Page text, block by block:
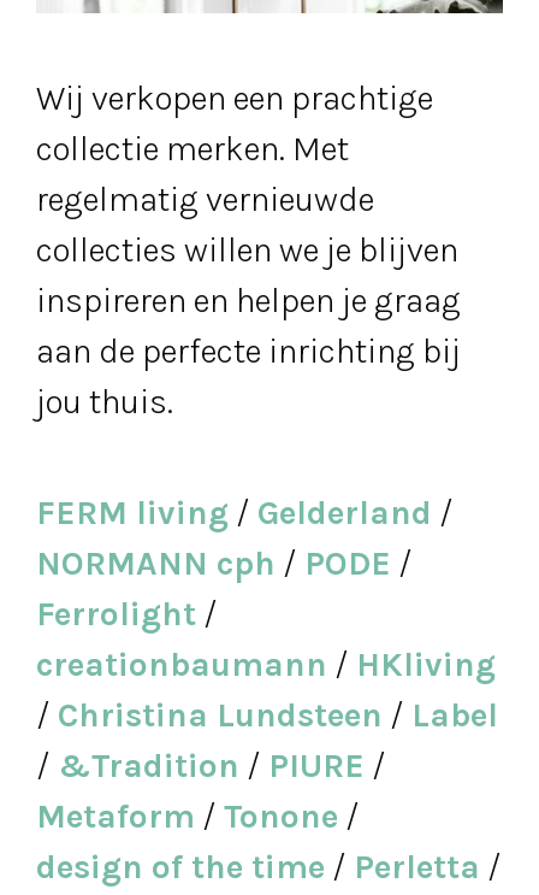
Wij verkopen een prachtige
collectie merken. Met
regelmatig vernieuwde
collecties willen we je blijven
inspireren en helpen je graag
aan de perfecte inrichting bij
jou thuis.
FERM living / Gelderland /
NORMANN cph / PODE /
Ferrolight /
creationbaumann / HKliving
/ Christina Lundsteen / Label
/ &Tradition / PIURE /
Metaform / Tonone /
design of the time / Perletta /